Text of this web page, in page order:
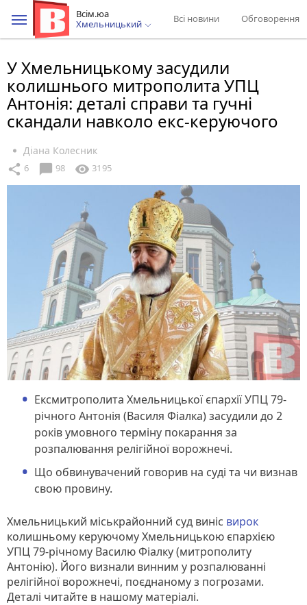
Всім.юа
Хмельницький
Всі новини Обговорення
У Хмельницькому засудили
колишнього митрополита УПЦ
Антонія: деталі справи та гучні
скандали навколо екс-керуючого
Діана Колесник
share 6 chat_bubble 98 visibility 3195
Ексмитрополита Хмельницької єпархії УПЦ 79-
річного Антонія (Василя Фіалка) засудили до 2
років умовного терміну покарання за
розпалювання релігійної ворожнечі.
Що обвинувачений говорив на суді та чи визнав
свою провину.
Хмельницький міськрайонний суд виніс вирок
колишньому керуючому Хмельницькою єпархією
УПЦ 79-річному Василю Фіалку (митрополиту
Антонію). Його визнали винним у розпалюванні
релігійної ворожнечі, поєднаному з погрозами.
Деталі читайте в нашому матеріалі.